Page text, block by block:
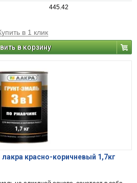
445.42
в 1 клик
в корзину
красно-коричневый 1,7кг